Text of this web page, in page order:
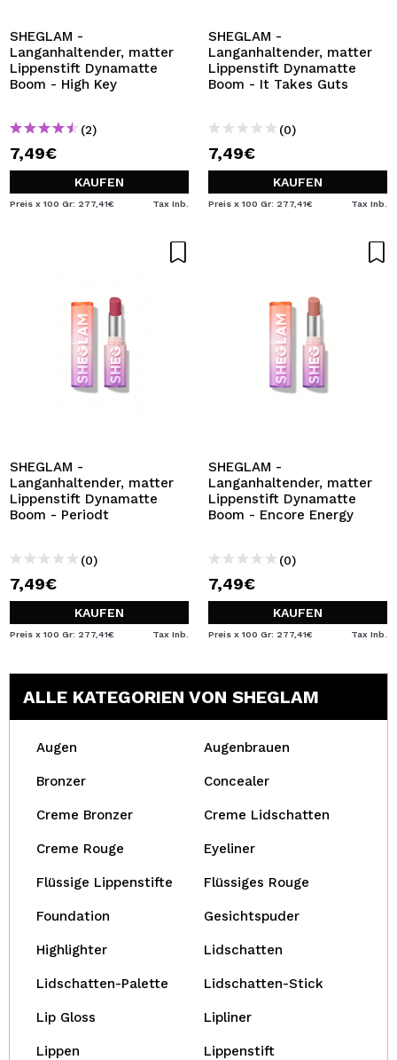
SHEGLAM -
Langanhaltender, matter
Lippenstift Dynamatte
Boom - High Key
(2)
7,49€
KAUFEN
Preis x 100 Gr: 277,41€ Tax Inb.
SHEGLAM -
Langanhaltender, matter
Lippenstift Dynamatte
Boom - It Takes Guts
(0)
7,49€
KAUFEN
Preis x 100 Gr: 277,41€ Tax Inb.
SHEGLAM -
Langanhaltender, matter
Lippenstift Dynamatte
Boom - Periodt
(0)
7,49€
KAUFEN
Preis x 100 Gr: 277,41€ Tax Inb.
SHEGLAM -
Langanhaltender, matter
Lippenstift Dynamatte
Boom - Encore Energy
(0)
7,49€
KAUFEN
Preis x 100 Gr: 277,41€ Tax Inb.
ALLE KATEGORIEN VON SHEGLAM
Augen Augenbrauen
Bronzer Concealer
Creme Bronzer Creme Lidschatten
Creme Rouge Eyeliner
Flüssige Lippenstifte Flüssiges Rouge
Foundation Gesichtspuder
Highlighter Lidschatten
Lidschatten-Palette Lidschatten-Stick
Lip Gloss Lipliner
Lippen Lippenstift